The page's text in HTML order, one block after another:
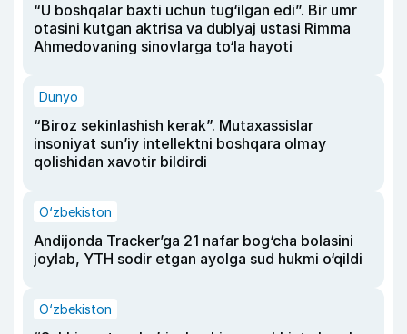
“U boshqalar baxti uchun tug‘ilgan edi”. Bir umr
otasini kutgan aktrisa va dublyaj ustasi Rimma
Ahmedovaning sinovlarga to‘la hayoti
Dunyo
“Biroz sekinlashish kerak”. Mutaxassislar
insoniyat sun’iy intellektni boshqara olmay
qolishidan xavotir bildirdi
O‘zbekiston
Andijonda Tracker’ga 21 nafar bog‘cha bolasini
joylab, YTH sodir etgan ayolga sud hukmi o‘qildi
O‘zbekiston